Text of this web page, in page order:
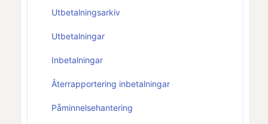
Utbetalningsarkiv
Utbetalningar
Inbetalningar
Återrapportering inbetalningar
Påminnelsehantering